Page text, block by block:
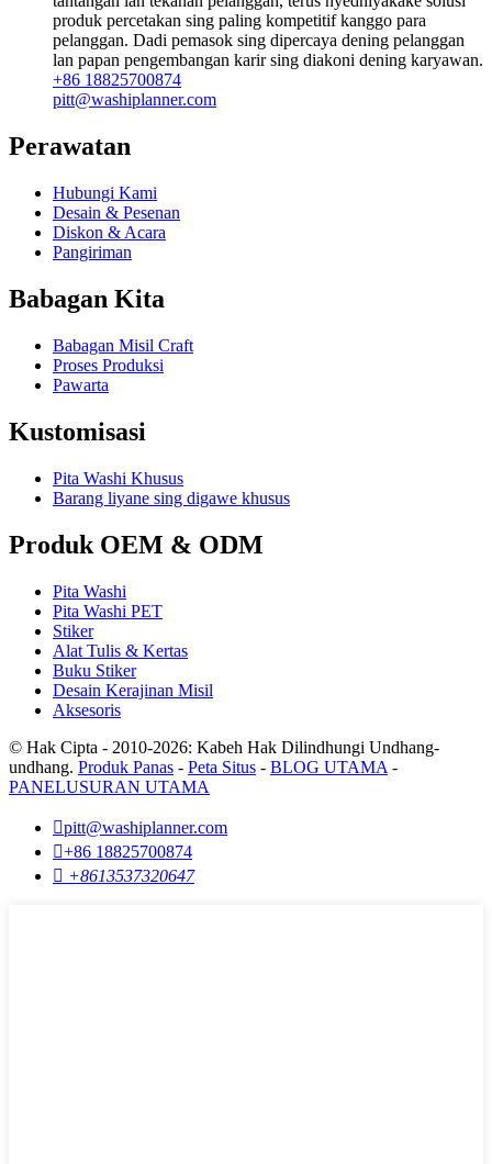
produk percetakan sing paling kompetitif kanggo para
pelanggan. Dadi pemasok sing dipercaya dening pelanggan
lan papan pengembangan karir sing diakoni dening karyawan.
+86 18825700874
pitt@washiplanner.com
Perawatan
Hubungi Kami
Desain & Pesenan
Diskon & Acara
Pangiriman
Babagan Kita
Babagan Misil Craft
Proses Produksi
Pawarta
Kustomisasi
Pita Washi Khusus
Barang liyane sing digawe khusus
Produk OEM & ODM
Pita Washi
Pita Washi PET
Stiker
Alat Tulis & Kertas
Buku Stiker
Desain Kerajinan Misil
Aksesoris
© Hak Cipta - 2010-2026: Kabeh Hak Dilindhungi Undhang-
undhang. Produk Panas - Peta Situs - BLOG UTAMA -
PANELUSURAN UTAMA
pitt@washiplanner.com
+86 18825700874
 +8613537320647